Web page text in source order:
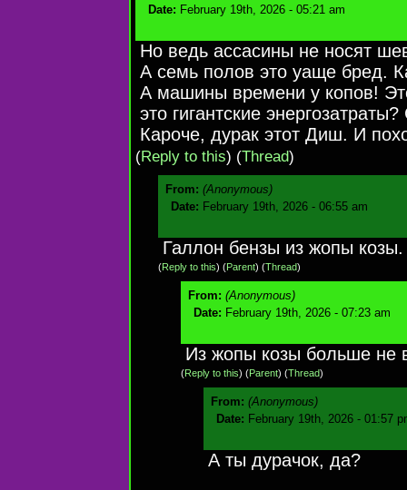
Date: February 19th, 2026 - 05:21 am
Но ведь ассасины не носят
А семь полов это уаще бред.
А машины времени у копов!
это гигантские
Кароче, дурак этот Диш. И
(Reply to this) (Thread)
From: (Anonymous)
Date: February 19th, 2026 - 06:55 am
Галлон бензы из жопы козы.
(Reply to this) (Parent) (Thread)
From: (Anonymous)
Date: February 19th, 2026 - 07:23 am
Из жопы козы больше не
(Reply to this) (Parent) (Thread)
From: (Anonymous)
Date: February 19th, 2026 - 01:57
А ты дурачок, да?